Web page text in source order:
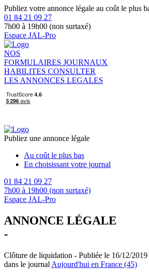
Publiez votre annonce légale au coût le plus
01 84 21 09 27
7h00 à 19h00 (non surtaxé)
Espace JAL-Pro
NOS
FORMULAIRES JOURNAUX
HABILITES CONSULTER
LES ANNONCES LEGALES
Publiez une annonce légale
Au coût le plus bas
En choisissant votre journal
01 84 21 09 27
7h00 à 19h00 (non surtaxé)
Espace JAL-Pro
ANNONCE LÉGALE
-
Clôture de liquidation - Publiée le 16/12/2019
dans le journal Aujourd'hui en France (45)